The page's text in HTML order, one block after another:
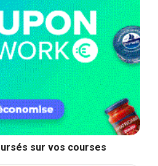
sur vos courses